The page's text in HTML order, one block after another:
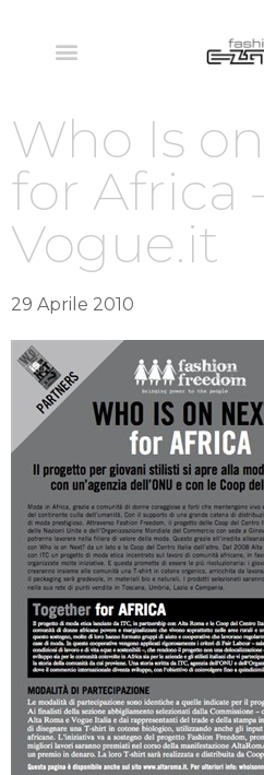
Who Is
for Africa
Vogue.it
29 Aprile 2010